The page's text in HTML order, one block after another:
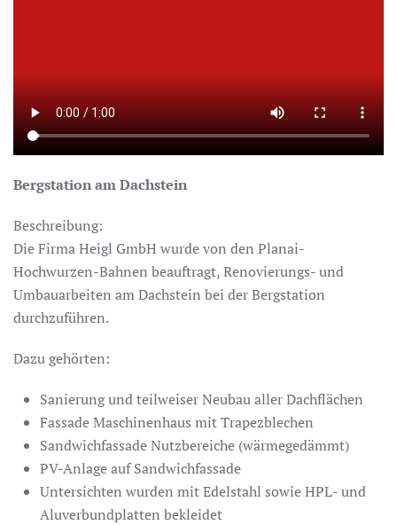
Bergstation am Dachstein
Beschreibung:
Die Firma Heigl GmbH wurde von den Planai-
Hochwurzen-Bahnen beauftragt, Renovierungs- und
Umbauarbeiten am Dachstein bei der Bergstation
durchzuführen.
Dazu gehörten:
Sanierung und teilweiser Neubau aller Dachflächen
Fassade Maschinenhaus mit Trapezblechen
Sandwichfassade Nutzbereiche (wärmegedämmt)
PV-Anlage auf Sandwichfassade
Untersichten wurden mit Edelstahl sowie HPL- und
Aluverbundplatten bekleidet